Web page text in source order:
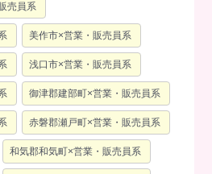
売員系
美作市×営業・販売員系
浅口市×営業・販売員系
御津郡建部町×営業・販売員系
赤磐郡瀬戸町×営業・販売員系
和気郡和気町×営業・販売員系